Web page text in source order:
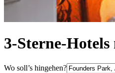
3-Sterne-
Wo soll’s hingehen?